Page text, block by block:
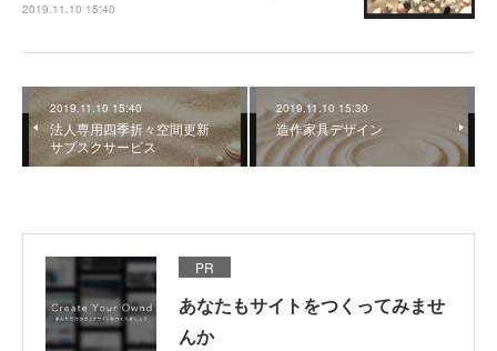
2019.11.10 15:40
2019.11.10 15:40
法人専用四季折々空間更新
サブスクサービス
2019.11.10 15:30
造作家具デザイン
PR
あなたもサイトをつくってみませ
んか